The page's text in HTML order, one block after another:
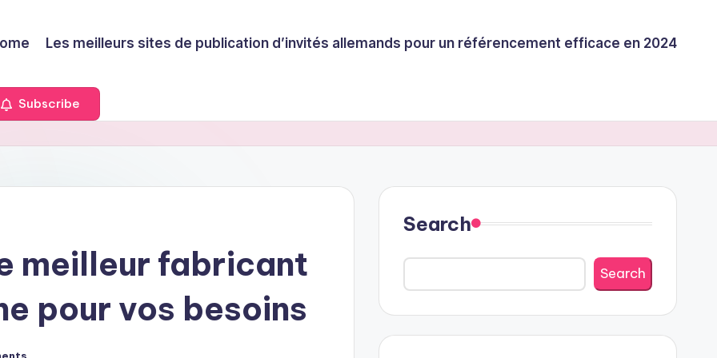
Les meilleurs sites de publication d’invités allemands pour un référencement efficace en 2024
Subscribe
meilleur fabricant
pour vos besoins
Search
Search